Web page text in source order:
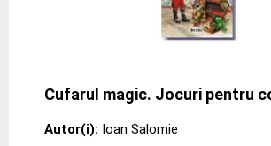
Cufarul magic. Jocuri pentru
Autor(i): Ioan Salomie